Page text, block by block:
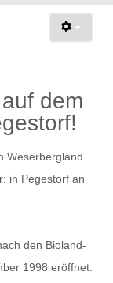
dem
Weserbergland
in Pegestorf an
den Bioland-
1998 eröffnet.